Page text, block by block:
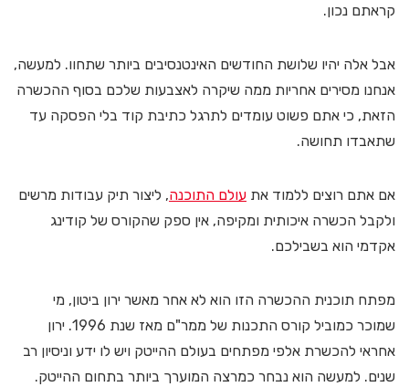
קראתם נכון.
אבל אלה יהיו שלושת החודשים האינטנסיבים ביותר שתחוו. למעשה,
אנחנו מסירים אחריות ממה שיקרה לאצבעות שלכם בסוף ההכשרה
הזאת, כי אתם פשוט עומדים לתרגל כתיבת קוד בלי הפסקה עד
שתאבדו תחושה.
אם אתם רוצים ללמוד את עולם התוכנה, ליצור תיק עבודות מרשים
ולקבל הכשרה איכותית ומקיפה, אין ספק שהקורס של קודינג
אקדמי הוא בשבילכם.
מפתח תוכנית ההכשרה הזו הוא לא אחר מאשר ירון ביטון, מי
שמוכר כמוביל קורס התכנות של ממר"ם מאז שנת 1996. ירון
אחראי להכשרת אלפי מפתחים בעולם ההייטק ויש לו ידע וניסיון רב
שנים. למעשה הוא נבחר כמרצה המוערך ביותר בתחום ההייטק.